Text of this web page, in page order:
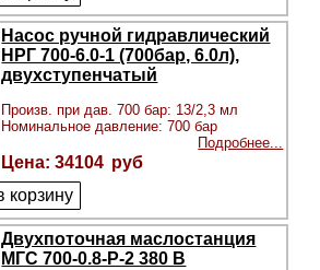
Насос ручной гидравлический
НРГ 700-6.0-1 (700бар, 6.0л),
двухступенчатый
Произв. при дав. 700 бар: 13/2,3 мл
Номинальное давление: 700 бар
Подробнее...
34104
Двухпоточная маслостанция
МГС 700-0.8-Р-2 380 В